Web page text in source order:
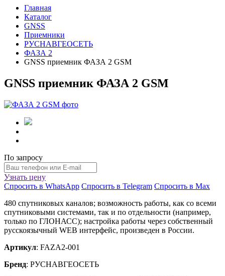
Главная
Каталог
GNSS
Приемники
РУСНАВГЕОСЕТЬ
ФАЗА 2
GNSS приемник ФАЗА 2 GSM
GNSS приемник ФАЗА 2 GSM
По запросу
Узнать цену
Спросить в WhatsApp Спросить в Telegram Спросить в Max
480 спутниковых каналов; возможность работы, как со всеми
спутниковыми системами, так и по отдельности (например,
только по ГЛОНАСС); настройка работы через собственный
русскоязычный WEB интерфейс, произведен в России.
Артикул: FAZA2-001
Бренд: РУСНАВГЕОСЕТЬ